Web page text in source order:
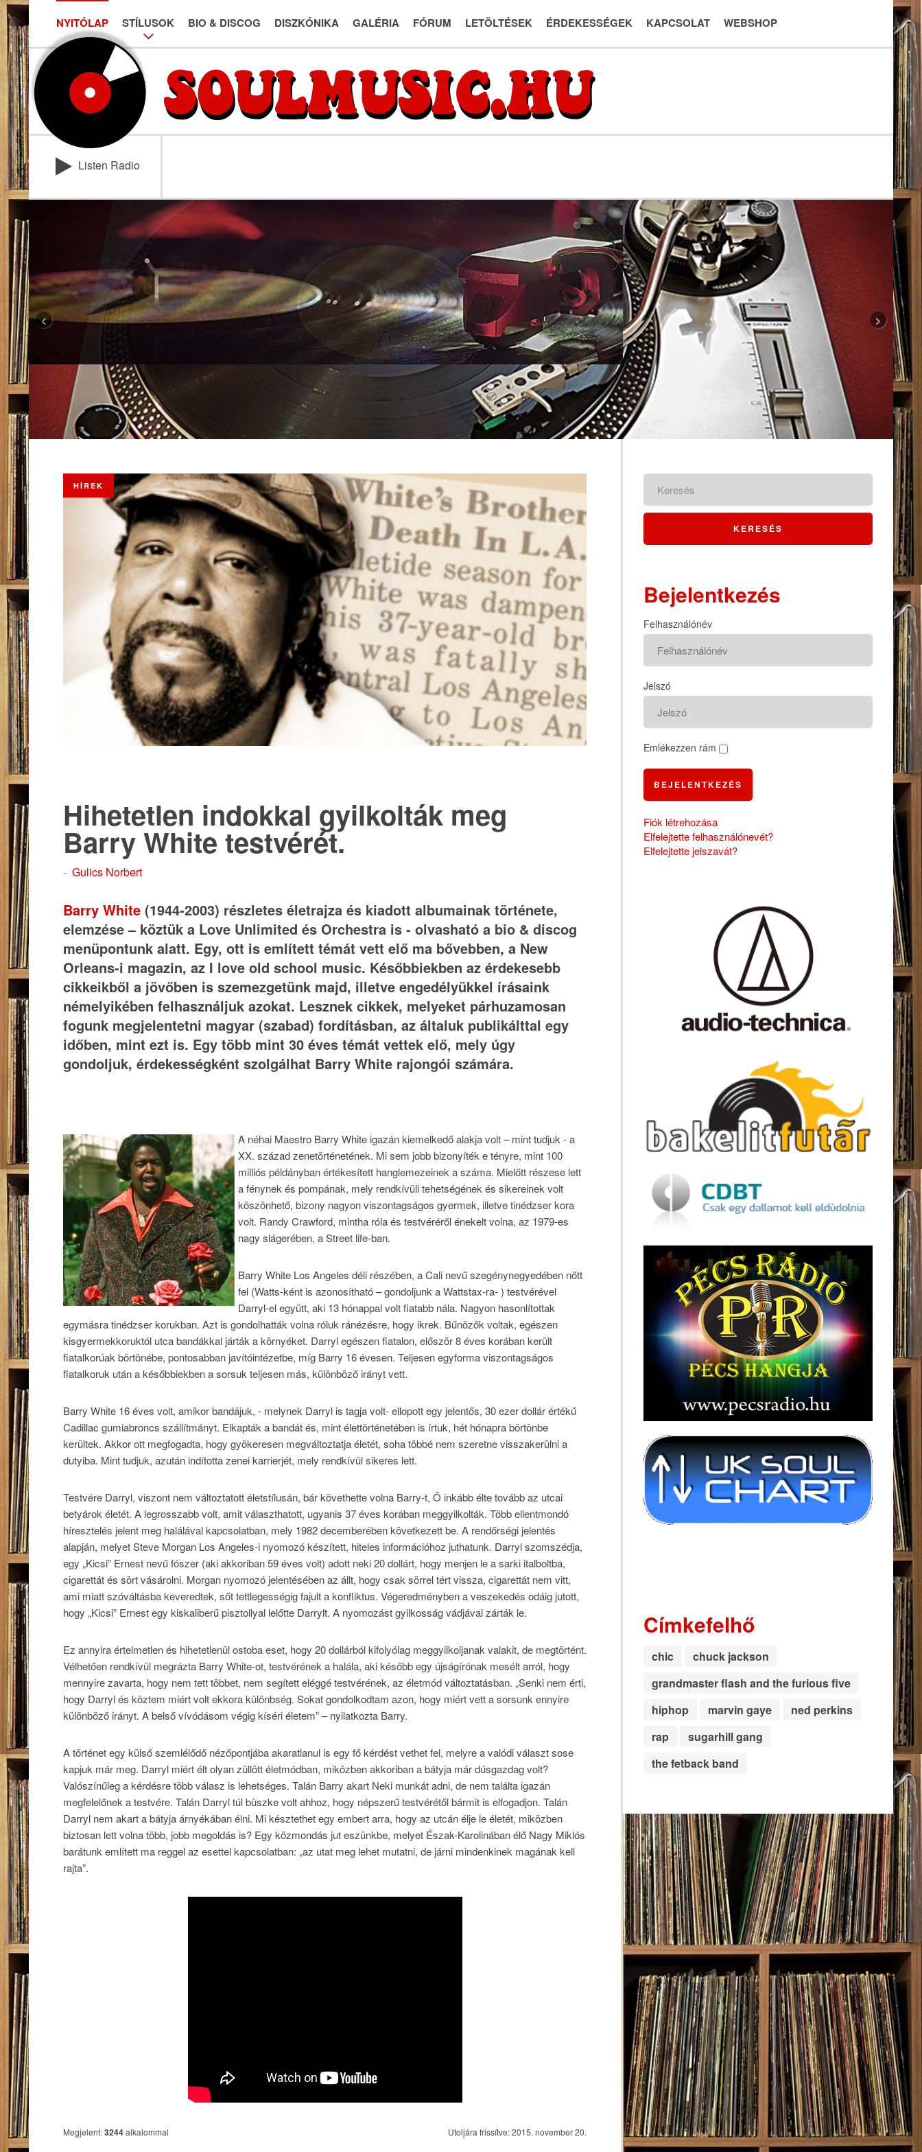
NYITÓLAP STÍLUSOK BIO & DISCOG DISZKÓNIKA GALÉRIA FÓRUM LETÖLTÉSEK ÉRDEKESSÉGEK KAPCSOLAT WEBSHOP
Listen Radio
›
‹
HÍREK
Hihetetlen indokkal gyilkolták meg
Barry White testvérét.
- Gulics Norbert
Barry White (1944-2003) részletes életrajza és kiadott albumainak története,
elemzése – köztük a Love Unlimited és Orchestra is - olvasható a bio & discog
menüpontunk alatt. Egy, ott is említett témát vett elő ma bővebben, a New
Orleans-i magazin, az I love old school music. Későbbiekben az érdekesebb
cikkeikből a jövőben is szemezgetünk majd, illetve engedélyükkel írásaink
némelyikében felhasználjuk azokat. Lesznek cikkek, melyeket párhuzamosan
fogunk megjelentetni magyar (szabad) fordításban, az általuk publikálttal egy
időben, mint ezt is. Egy több mint 30 éves témát vettek elő, mely úgy
gondoljuk, érdekességként szolgálhat Barry White rajongói számára.
A néhai Maestro Barry White igazán kiemelkedő alakja volt – mint tudjuk - a
XX. század zenetörténetének. Mi sem jobb bizonyíték e tényre, mint 100
milliós példányban értékesített hanglemezeinek a száma. Mielőtt részese lett
a fénynek és pompának, mely rendkívüli tehetségének és sikereinek volt
köszönhető, bizony nagyon viszontagságos gyermek, illetve tinédzser kora
volt. Randy Crawford, mintha róla és testvéréről énekelt volna, az 1979-es
nagy slágerében, a Street life-ban.
Barry White Los Angeles déli részében, a Cali nevű szegénynegyedében nőtt
fel (Watts-ként is azonosítható – gondoljunk a Wattstax-ra- ) testvérével
Darryl-el együtt, aki 13 hónappal volt fiatabb nála. Nagyon hasonlítottak
egymásra tinédzser korukban. Azt is gondolhatták volna róluk ránézésre, hogy ikrek. Bűnözők voltak, egészen
kisgyermekkoruktól utca bandákkal járták a környéket. Darryl egészen fiatalon, először 8 éves korában került
fiatalkorúak börtönébe, pontosabban javítóintézetbe, míg Barry 16 évesen. Teljesen egyforma viszontagságos
fiatalkoruk után a későbbiekben a sorsuk teljesen más, különböző irányt vett.
Barry White 16 éves volt, amikor bandájuk, - melynek Darryl is tagja volt- ellopott egy jelentős, 30 ezer dollár értékű
Cadillac gumiabroncs szállítmányt. Elkapták a bandát és, mint élettörténetében is írtuk, hét hónapra börtönbe
kerültek. Akkor ott megfogadta, hogy gyökeresen megváltoztatja életét, soha többé nem szeretne visszakerülni a
dutyiba. Mint tudjuk, azután indította zenei karrierjét, mely rendkívül sikeres lett.
Testvére Darryl, viszont nem változtatott életstílusán, bár követhette volna Barry-t, Ő inkább élte tovább az utcai
betyárok életét. A legrosszabb volt, amit választhatott, ugyanis 37 éves korában meggyilkolták. Több ellentmondó
híresztelés jelent meg halálával kapcsolatban, mely 1982 decemberében következett be. A rendőrségi jelentés
alapján, melyet Steve Morgan Los Angeles-i nyomozó készített, hiteles információhoz juthatunk. Darryl szomszédja,
egy „Kicsi” Ernest nevű fószer (aki akkoriban 59 éves volt) adott neki 20 dollárt, hogy menjen le a sarki italboltba,
cigarettát és sört vásárolni. Morgan nyomozó jelentésében az állt, hogy csak sörrel tért vissza, cigarettát nem vitt,
ami miatt szóváltásba keveredtek, sőt tettlegességig fajult a konfliktus. Végeredményben a veszekedés odáig jutott,
hogy „Kicsi” Ernest egy kiskaliberű pisztollyal lelőtte Darrylt. A nyomozást gyilkosság vádjával zárták le.
Ez annyira értelmetlen és hihetetlenül ostoba eset, hogy 20 dollárból kifolyólag meggyilkoljanak valakit, de megtörtént.
Vélhetően rendkívül megrázta Barry White-ot, testvérének a halála, aki később egy újságírónak mesélt arról, hogy
mennyire zavarta, hogy nem tett többet, nem segített eléggé testvérének, az életmód változtatásban. „Senki nem érti,
hogy Darryl és köztem miért volt ekkora különbség. Sokat gondolkodtam azon, hogy miért vett a sorsunk ennyire
különböző irányt. A belső vívódásom végig kíséri életem” – nyilatkozta Barry.
A történet egy külső szemlélődő nézőpontjába akaratlanul is egy fő kérdést vethet fel, melyre a valódi választ sose
kapjuk már meg. Darryl miért élt olyan züllött életmódban, miközben akkoriban a bátyja már dúsgazdag volt?
Valószínűleg a kérdésre több válasz is lehetséges. Talán Barry akart Neki munkát adni, de nem találta igazán
megfelelőnek a testvére. Talán Darryl túl büszke volt ahhoz, hogy népszerű testvérétől bármit is elfogadjon. Talán
Darryl nem akart a bátyja árnyékában élni. Mi késztethet egy embert arra, hogy az utcán élje le életét, miközben
biztosan lett volna több, jobb megoldás is? Egy közmondás jut eszünkbe, melyet Észak-Karolinában élő Nagy Miklós
barátunk említett ma reggel az esettel kapcsolatban: „az utat meg lehet mutatni, de járni mindenkinek magának kell
rajta”.
Megjelent:3244alkalommal Utoljára frissítve: 2015. november 20.
Bejelentkezés
Felhasználónév
Jelszó
Emlékezzen rám
BEJELENTKEZÉS
Fiók létrehozása
Elfelejtette felhasználónevét?
Elfelejtette jelszavát?
Címkefelhő
chic
chuck jackson
grandmaster flash and the furious five
hiphop
marvin gaye
ned perkins
rap
sugarhill gang
the fetback band